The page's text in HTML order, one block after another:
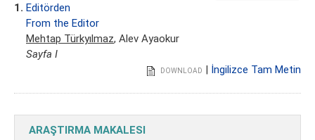
1. Editörden
From the Editor
Mehtap Türkyılmaz, Alev Ayaokur
Sayfa I
DOWNLOAD | İngilizce Tam Metin
ARAŞTIRMA MAKALESI